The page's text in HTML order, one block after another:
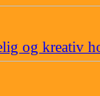
og kreativ